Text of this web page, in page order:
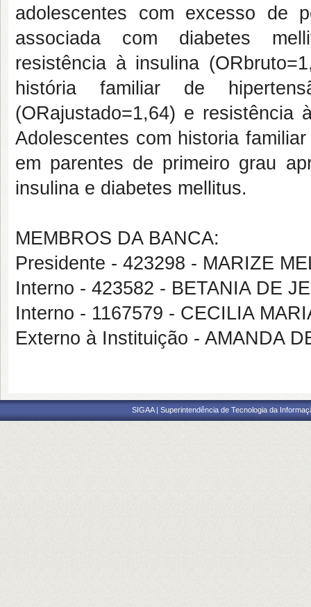
adolescentes com excesso de
associada com diabetes
resistência à insulina
história familiar de
(ORajustado=1,64) e resistência
Adolescentes com historia
em parentes de primeiro grau
insulina e diabetes mellitus.
MEMBROS DA BANCA:
Presidente - 423298 - MARIZE
Interno - 423582 - BETANIA DE
Interno - 1167579 - CECILIA
Externo à Instituição - AMANDA
SIGAA | Superintendência de Tecnologia da